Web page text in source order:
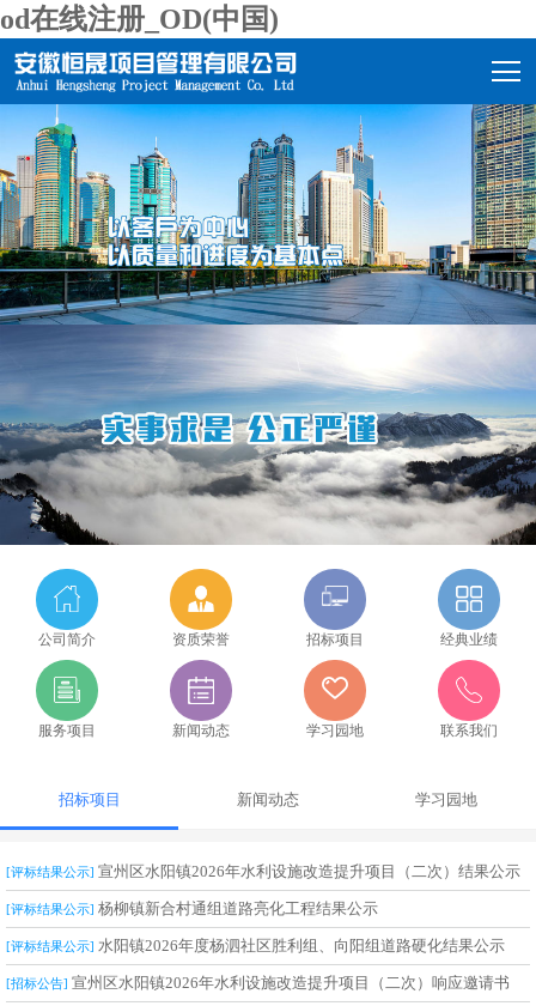
od在线注册_OD(中国)
公司简介 资质荣誉 招标项目 经典业绩
服务项目 新闻动态 学习园地 联系我们
招标项目 新闻动态 学习园地
[评标结果公示] 宣州区水阳镇2026年水利设施改造提升项目（二次）结果公示
[评标结果公示] 杨柳镇新合村通组道路亮化工程结果公示
[评标结果公示] 水阳镇2026年度杨泗社区胜利组、向阳组道路硬化结果公示
[招标公告] 宣州区水阳镇2026年水利设施改造提升项目（二次）响应邀请书